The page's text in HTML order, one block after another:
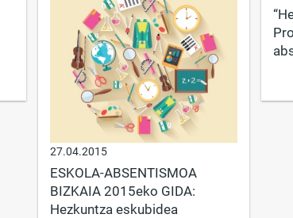
27.04.2015
ESKOLA-ABSENTISMOA
BIZKAIA 2015eko GIDA:
Hezkuntza eskubidea